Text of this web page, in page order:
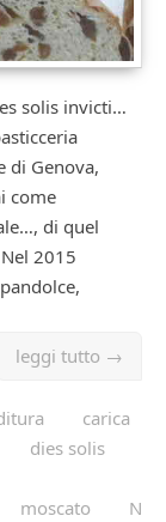
solis invicti…
di Genova,
come
di quel
2015
leggi tutto →
carica
dies solis
moscato
N